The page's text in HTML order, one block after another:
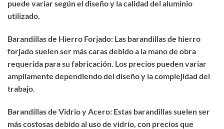
puede variar según el diseño y la calidad del aluminio
utilizado.
Barandillas de Hierro Forjado: Las barandillas de hierro
forjado suelen ser más caras debido a la mano de obra
requerida para su fabricación. Los precios pueden variar
ampliamente dependiendo del diseño y la complejidad del
trabajo.
Barandillas de Vidrio y Acero: Estas barandillas suelen ser
más costosas debido al uso de vidrio, con precios que